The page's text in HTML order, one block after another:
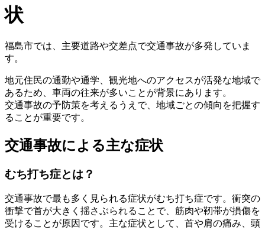
状
福島市では、主要道路や交差点で交通事故が多発していま
す。
地元住民の通勤や通学、観光地へのアクセスが活発な地域で
あるため、車両の往来が多いことが背景にあります。
交通事故の予防策を考えるうえで、地域ごとの傾向を把握す
ることが重要です。
交通事故による主な症状
むち打ち症とは？
交通事故で最も多く見られる症状がむち打ち症です。衝突の
衝撃で首が大きく揺さぶられることで、筋肉や靭帯が損傷を
受けることが原因です。主な症状として、首や肩の痛み、頭